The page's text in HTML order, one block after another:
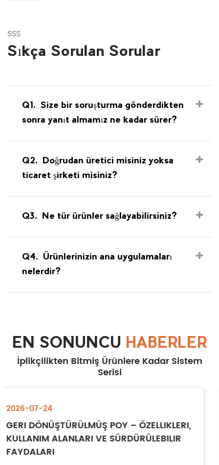
SSS
Sıkça Sorulan Sorular
Q1.
Size bir soruşturma gönderdikten
sonra yanıt almamız ne kadar sürer?
Q2.
Doğrudan üretici misiniz yoksa
ticaret şirketi misiniz?
Q3. Ne tür ürünler sağlayabilirsiniz?
Q4.
Ürünlerinizin ana uygulamaları
nelerdir?
EN SONUNCU HABERLER
İplikçilikten Bitmiş Ürünlere Kadar Sistem
Serisi
ÖZELLIKLERI,
POLYESTER İPLIK: TÜRLERI,
UYGULAMA KILAVUZU